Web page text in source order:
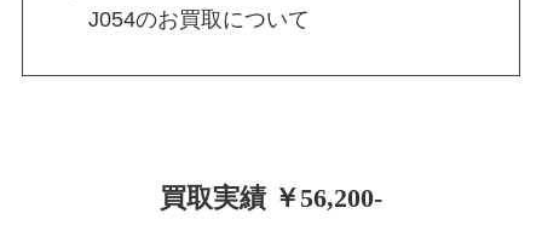
J054のお買取について
買取実績 ￥56,200-